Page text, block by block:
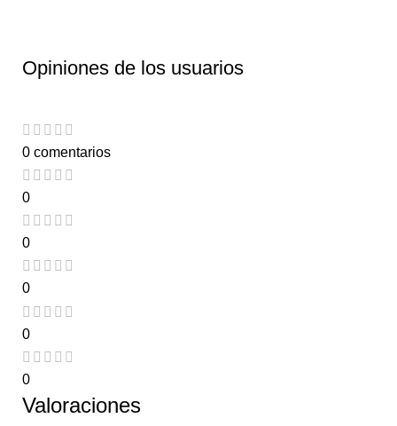
Opiniones de los usuarios
0 comentarios
0
0
0
0
0
Valoraciones